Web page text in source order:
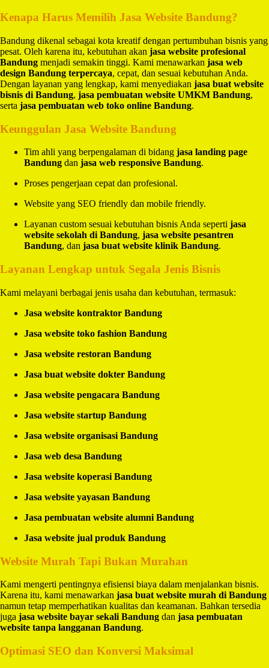
Kenapa Harus Memilih Jasa Website Bandung?
Bandung dikenal sebagai kota kreatif dengan pertumbuhan bisnis yang
pesat. Oleh karena itu, kebutuhan akan jasa website profesional
Bandung menjadi semakin tinggi. Kami menawarkan jasa web
design Bandung terpercaya, cepat, dan sesuai kebutuhan Anda.
Dengan layanan yang lengkap, kami menyediakan jasa buat website
bisnis di Bandung, jasa pembuatan website UMKM Bandung,
serta jasa pembuatan web toko online Bandung.
Keunggulan Jasa Website Bandung
Tim ahli yang berpengalaman di bidang jasa landing page
Bandung dan jasa web responsive Bandung.
Proses pengerjaan cepat dan profesional.
Website yang SEO friendly dan mobile friendly.
Layanan custom sesuai kebutuhan bisnis Anda seperti jasa
website sekolah di Bandung, jasa website pesantren
Bandung, dan jasa buat website klinik Bandung.
Layanan Lengkap untuk Segala Jenis Bisnis
Kami melayani berbagai jenis usaha dan kebutuhan, termasuk:
Jasa website kontraktor Bandung
Jasa website toko fashion Bandung
Jasa website restoran Bandung
Jasa buat website dokter Bandung
Jasa website pengacara Bandung
Jasa website startup Bandung
Jasa website organisasi Bandung
Jasa web desa Bandung
Jasa website koperasi Bandung
Jasa website yayasan Bandung
Jasa pembuatan website alumni Bandung
Jasa website jual produk Bandung
Website Murah Tapi Bukan Murahan
Kami mengerti pentingnya efisiensi biaya dalam menjalankan bisnis.
Karena itu, kami menawarkan jasa buat website murah di Bandung
namun tetap memperhatikan kualitas dan keamanan. Bahkan tersedia
juga jasa website bayar sekali Bandung dan jasa pembuatan
website tanpa langganan Bandung.
Optimasi SEO dan Konversi Maksimal